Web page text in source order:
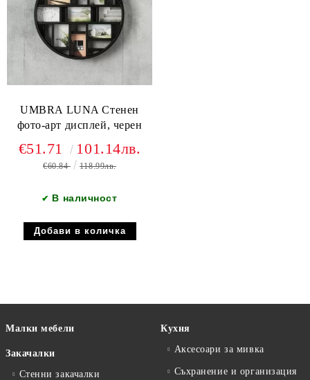
UMBRA LUNA Стенен
фото-арт дисплей, черен
€51.71 101.14лв.
€60.84 118.99лв.
✔ В наличност
Малки мебели
Закачалки
Стенни закачалки
Кухня
Аксесоари за мивка
Съхранение и организация